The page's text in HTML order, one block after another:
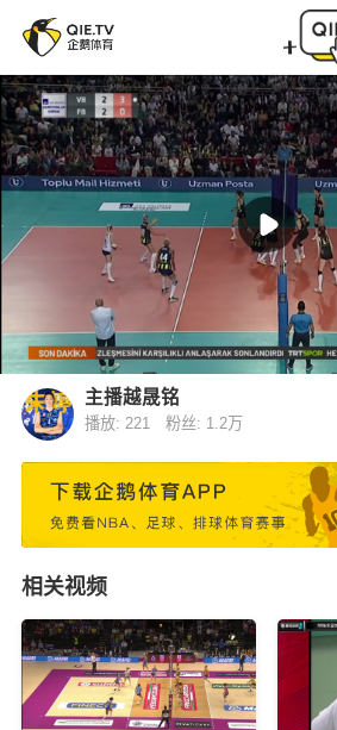
企鹅直播比赛视频 - 主播越晟铭 -
主播越晟铭
播放: 221 粉丝: 1.2万
相关视频